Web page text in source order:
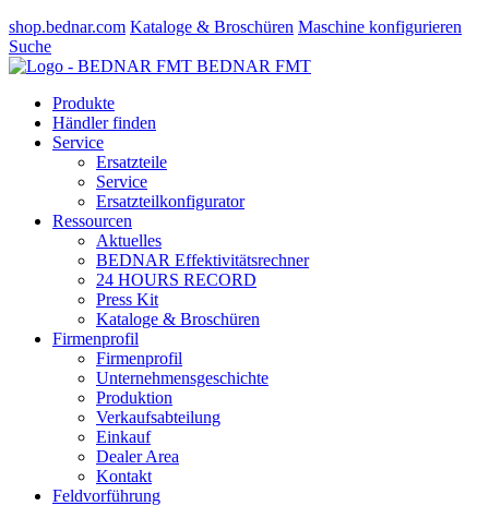
shop.bednar.com Kataloge & Broschüren Maschine konfigurieren
Suche
BEDNAR FMT
Produkte
Händler finden
Service
Ersatzteile
Service
Ersatzteilkonfigurator
Ressourcen
Aktuelles
BEDNAR Effektivitätsrechner
24 HOURS RECORD
Press Kit
Kataloge & Broschüren
Firmenprofil
Firmenprofil
Unternehmensgeschichte
Produktion
Verkaufsabteilung
Einkauf
Dealer Area
Kontakt
Feldvorführung